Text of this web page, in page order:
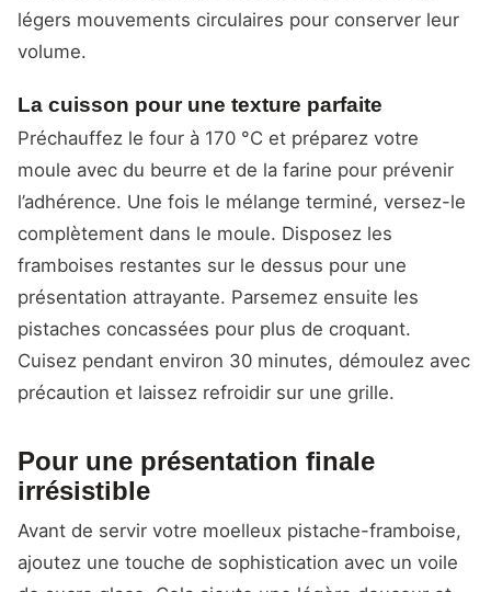
légers mouvements circulaires pour conserver leur
volume.
La cuisson pour une texture parfaite
Préchauffez le four à 170 °C et préparez votre
moule avec du beurre et de la farine pour prévenir
l’adhérence. Une fois le mélange terminé, versez-le
complètement dans le moule. Disposez les
framboises restantes sur le dessus pour une
présentation attrayante. Parsemez ensuite les
pistaches concassées pour plus de croquant.
Cuisez pendant environ 30 minutes, démoulez avec
précaution et laissez refroidir sur une grille.
Pour une présentation finale
irrésistible
Avant de servir votre moelleux pistache-framboise,
ajoutez une touche de sophistication avec un voile